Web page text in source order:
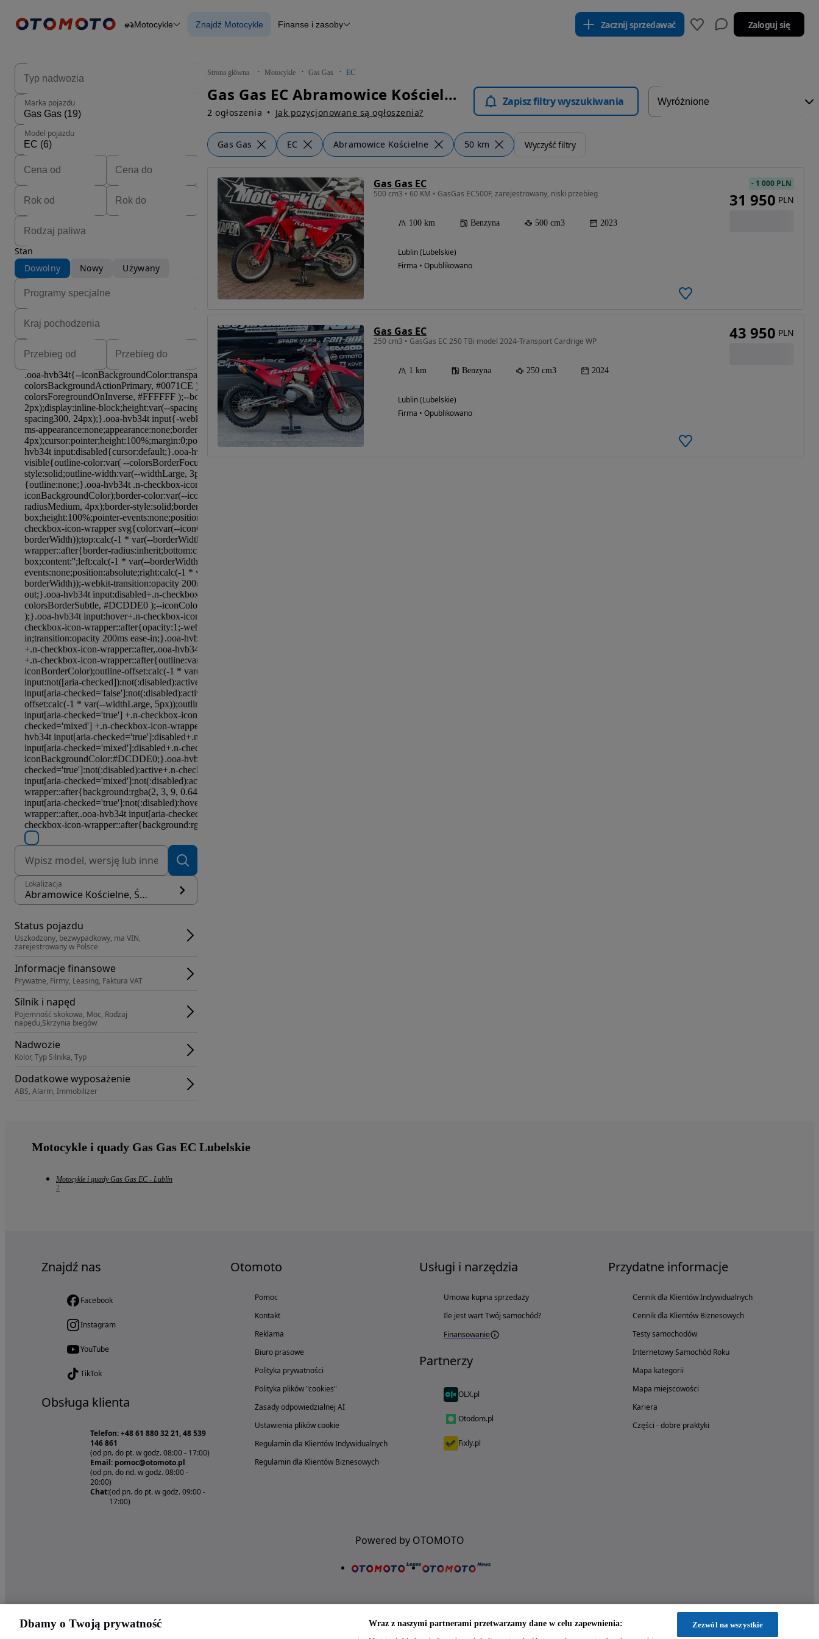
Osobowe
Motocykle Znajdź Motocykle Finanse i zasoby Zacznij sprzedawać Zaloguj się
Strona główna Motocykle Gas Gas EC
Gas Gas EC Abramowice Kościelne - Motocykle
2 ogłoszenia Jak pozycjonowane są ogłoszenia?
Zapisz filtry wyszukiwania
Gas Gas EC Abramowice Kościelne 50 km Wyczyść filtry
Marka pojazdu
Model pojazdu
Stan
Dowolny
Nowy Używany
Lokalizacja
Abramowice Kościelne, Świdnik
Status pojazdu
Uszkodzony, bezwypadkowy, ma VIN,
zarejestrowany w Polsce
Informacje finansowe
Prywatne, Firmy, Leasing, Faktura VAT
Silnik i napęd
Pojemność skokowa, Moc, Rodzaj
napędu,Skrzynia biegów
Nadwozie
Kolor, Typ Silnika, Typ
Dodatkowe wyposażenie
ABS, Alarm, Immobilizer
Gas Gas EC
500 cm3 • 60 KM • GasGas EC500F, zarejestrowany, niski przebieg
100 km Benzyna 500 cm3 2023
Lublin (Lubelskie)
Firma • Opublikowano
- 1 000 PLN
31 950 PLN
Gas Gas EC
250 cm3 • GasGas EC 250 TBi model 2024-Transport Cardrige WP
1 km Benzyna 250 cm3 2024
Lublin (Lubelskie)
Firma • Opublikowano
43 950 PLN
Motocykle i quady Gas Gas EC Lubelskie
Motocykle i quady Gas Gas EC - Lublin
2
Znajdź nas
Facebook
Instagram
YouTube
TikTok
Obsługa klienta
Telefon: +48 61 880 32 21, 48 539
146 861
(od pn. do pt. w godz. 08:00 - 17:00)
Email: pomoc@otomoto.pl
(od pn. do nd. w godz. 08:00 -
20:00)
Chat:(od pn. do pt. w godz. 09:00 -
17:00)
Otomoto
Pomoc
Kontakt
Reklama
Biuro prasowe
Polityka prywatności
Polityka plików "cookies"
Zasady odpowiedzialnej AI
Ustawienia plików cookie
Regulamin dla Klientów Indywidualnych
Regulamin dla Klientów Biznesowych
Usługi i narzędzia
Umowa kupna sprzedaży
Ile jest wart Twój samochód?
Finansowanie
Partnerzy
OLX.pl
Otodom.pl
Fixly.pl
Przydatne informacje
Cennik dla Klientów Indywidualnych
Cennik dla Klientów Biznesowych
Testy samochodów
Internetowy Samochód Roku
Mapa kategorii
Mapa miejscowości
Kariera
Części - dobre praktyki
Powered by OTOMOTO
Dbamy o Twoją prywatność Wraz z naszymi partnerami przetwarzamy dane w celu zapewnienia: Zezwól na wszystkie